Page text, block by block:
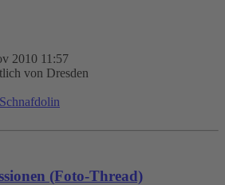
2010 11:57
von Dresden
(Foto-Thread)